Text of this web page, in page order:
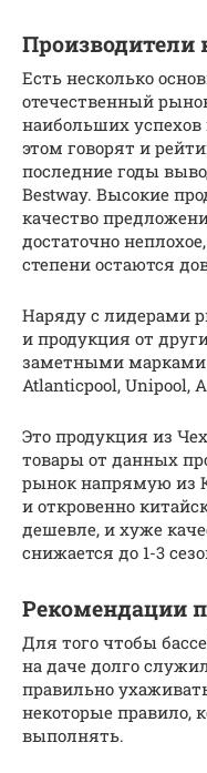
Производители
Есть несколько
отечественный
наибольших успехов
этом говорят и
последние годы
Bestway. Высокие
качество
достаточно
степени остаются
Наряду с лидерами
и продукция от
заметными марками
Atlanticpool, Unipool,
Это продукция из
товары от данных
рынок напрямую из
и откровенно
дешевле, и хуже
снижается до 1-3
Рекомендации
Для того чтобы
на даче долго
правильно
некоторые правило,
выполнять.